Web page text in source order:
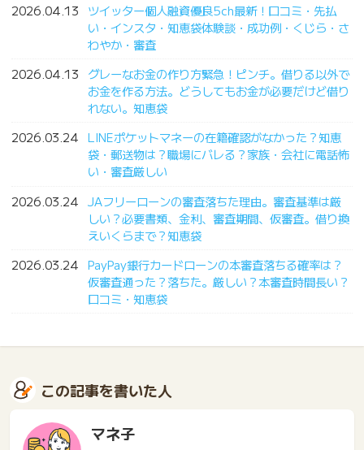
2026.04.13
ツイッター個人融資優良5ch最新！口コミ・先払
い・インスタ・知恵袋体験談・成功例・くじら・さ
わやか・審査
2026.04.13
グレーなお金の作り方緊急！ピンチ。借りる以外で
お金を作る方法。どうしてもお金が必要だけど借り
れない。知恵袋
2026.03.24 LINEポケットマネーの在籍確認がなかった？知恵
袋・郵送物は？職場にバレる？家族・会社に電話怖
い・審査厳しい
2026.03.24 JAフリーローンの審査落ちた理由。審査基準は厳
しい？必要書類、金利、審査期間、仮審査。借り換
えいくらまで？知恵袋
2026.03.24 PayPay銀行カードローンの本審査落ちる確率は？
仮審査通った？落ちた。厳しい？本審査時間長い？
口コミ・知恵袋
この記事を書いた人
マネ子